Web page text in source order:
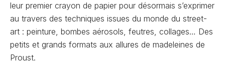
leur premier crayon de papier pour désormais s’exprimer
au travers des techniques issues du monde du street-
art : peinture, bombes aérosols, feutres, collages… Des
petits et grands formats aux allures de madeleines de
Proust.